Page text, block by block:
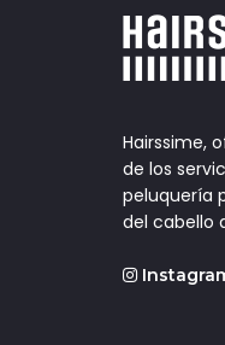
Hairssime,
de los
peluquería
del cabello